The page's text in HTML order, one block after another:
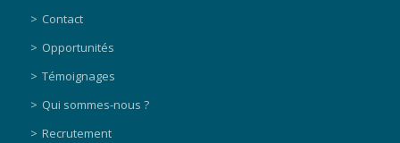
Contact
Opportunités
Témoignages
Qui sommes-nous ?
Recrutement